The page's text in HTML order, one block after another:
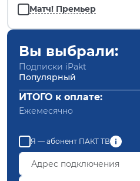
Матч! Премьер
Вы выбрали:
Подписки iPakt
Популярный
ИТОГО к оплате:
Ежемесячно
Я — абонент ПАКТ ТВ